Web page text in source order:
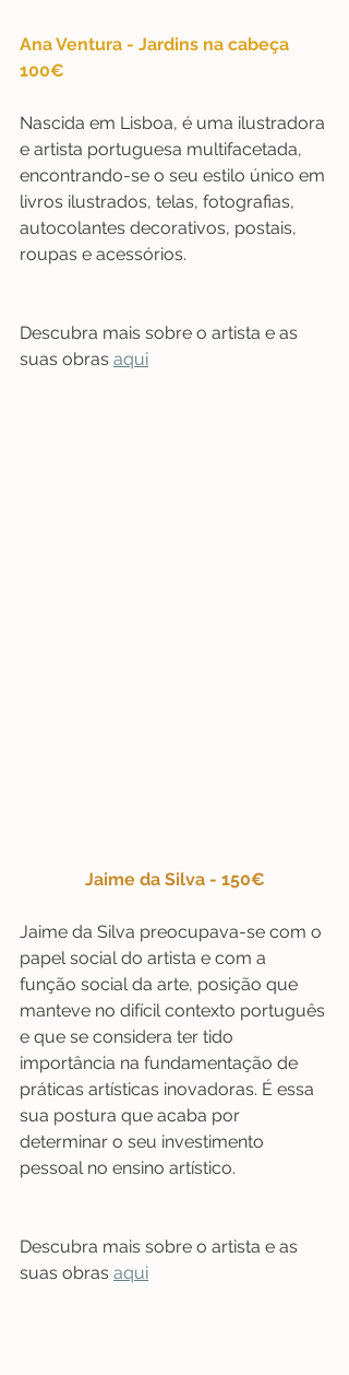
Ana Ventura - Jardins na cabeça
100€
Nascida em Lisboa, é uma ilustradora
e artista portuguesa multifacetada,
encontrando-se o seu estilo único em
livros ilustrados, telas, fotografias,
autocolantes decorativos, postais,
roupas e acessórios.
Descubra mais sobre o artista e as
suas obras aqui
Jaime da Silva - 150€
Jaime da Silva preocupava-se com o
papel social do artista e com a
função social da arte, posição que
manteve no difícil contexto português
e que se considera ter tido
importância na fundamentação de
práticas artísticas inovadoras. É essa
sua postura que acaba por
determinar o seu investimento
pessoal no ensino artístico.
Descubra mais sobre o artista e as
suas obras aqui